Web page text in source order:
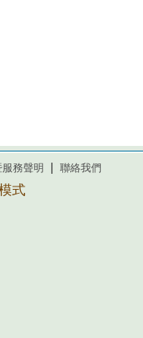
務聲明 聯絡我們
式